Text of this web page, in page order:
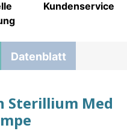
Kundenservice
Datenblatt
Sterillium Med